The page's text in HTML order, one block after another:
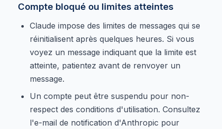
Compte bloqué ou limites atteintes
Claude impose des limites de messages qui se
réinitialisent après quelques heures. Si vous
voyez un message indiquant que la limite est
atteinte, patientez avant de renvoyer un
message.
Un compte peut être suspendu pour non-
respect des conditions d'utilisation. Consultez
l'e-mail de notification d'Anthropic pour